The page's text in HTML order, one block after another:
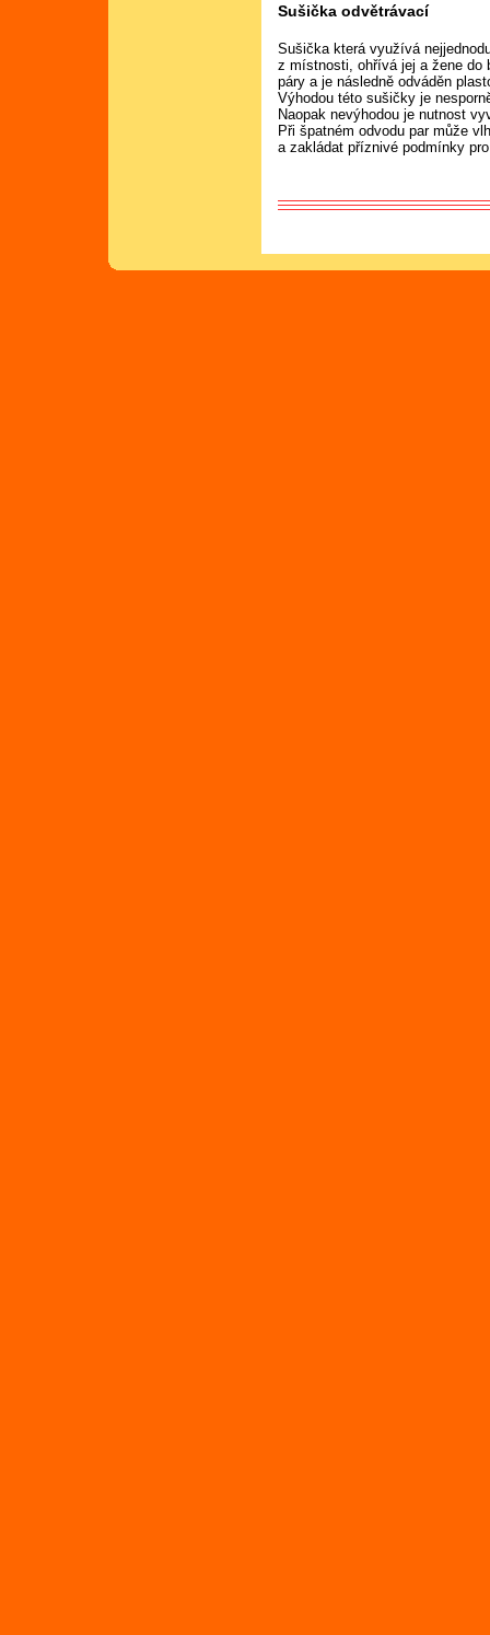
Sušička odvětrávací
Sušička která využívá
z místnosti, ohřívá jej a žene do
páry a je následně odváděn
Výhodou této sušičky je
Naopak nevýhodou je nutnost
Při špatném odvodu par může
a zakládat příznivé podmínky